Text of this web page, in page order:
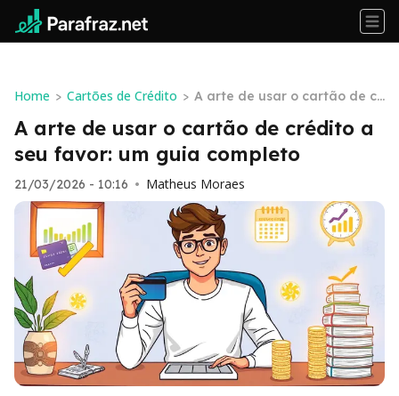
Home > Cartões de Crédito > A arte de usar o cartão de cr
édito a seu favor: um guia co
mpleto
A arte de usar o cartão de crédito a
seu favor: um guia completo
21/03/2026 - 10:16 • Matheus Moraes